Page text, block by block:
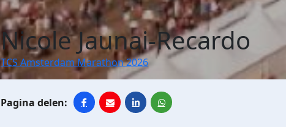
Nicole Jaunai-Recardo
TCS Amsterdam Marathon 2026